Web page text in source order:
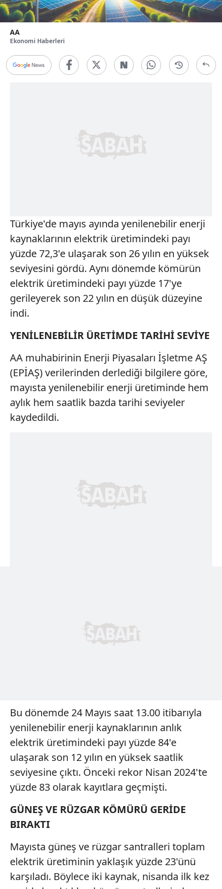
AA
Ekonomi Haberleri
Türkiye'de mayıs ayında yenilenebilir enerji
kaynaklarının elektrik üretimindeki payı
yüzde 72,3'e ulaşarak son 26 yılın en yüksek
seviyesini gördü. Aynı dönemde kömürün
elektrik üretimindeki payı yüzde 17'ye
gerileyerek son 22 yılın en düşük düzeyine
indi.
YENİLENEBİLİR ÜRETİMDE TARİHİ SEVİYE
AA muhabirinin Enerji Piyasaları İşletme AŞ
(EPİAŞ) verilerinden derlediği bilgilere göre,
mayısta yenilenebilir enerji üretiminde hem
aylık hem saatlik bazda tarihi seviyeler
kaydedildi.
Bu dönemde 24 Mayıs saat 13.00 itibarıyla
yenilenebilir enerji kaynaklarının anlık
elektrik üretimindeki payı yüzde 84'e
ulaşarak son 12 yılın en yüksek saatlik
seviyesine çıktı. Önceki rekor Nisan 2024'te
yüzde 83 olarak kayıtlara geçmişti.
GÜNEŞ VE RÜZGAR KÖMÜRÜ GERİDE
BIRAKTI
Mayısta güneş ve rüzgar santralleri toplam
elektrik üretiminin yaklaşık yüzde 23'ünü
karşıladı. Böylece iki kaynak, nisanda ilk kez